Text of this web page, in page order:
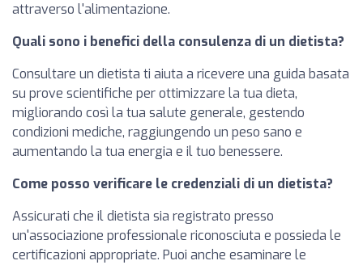
attraverso l'alimentazione.
Quali sono i benefici della consulenza di un dietista?
Consultare un dietista ti aiuta a ricevere una guida basata
su prove scientifiche per ottimizzare la tua dieta,
migliorando così la tua salute generale, gestendo
condizioni mediche, raggiungendo un peso sano e
aumentando la tua energia e il tuo benessere.
Come posso verificare le credenziali di un dietista?
Assicurati che il dietista sia registrato presso
un'associazione professionale riconosciuta e possieda le
certificazioni appropriate. Puoi anche esaminare le